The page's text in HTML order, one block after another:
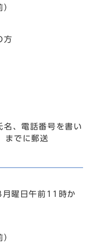
方
、電話番号を書い
までに郵送
曜日午前11時か